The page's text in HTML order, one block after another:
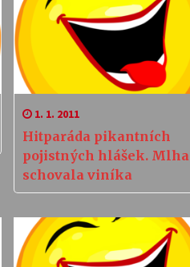
1. 1. 2011
Hitparáda pikantních
pojistných hlášek. Mlha
schovala viníka